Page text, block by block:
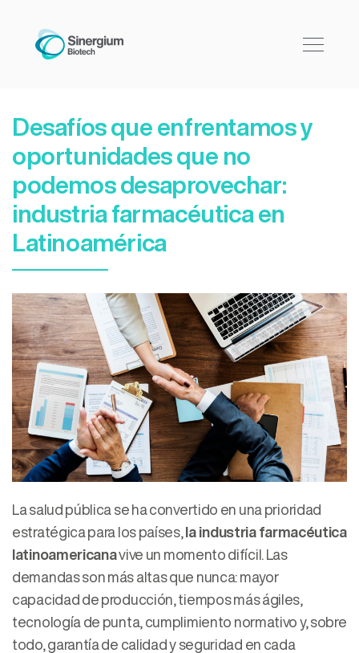
Desafíos que enfrentamos y
oportunidades que no
podemos desaprovechar:
industria farmacéutica en
Latinoamérica
La salud pública se ha convertido en una prioridad
estratégica para los países, la industria farmacéutica
latinoamericanavive un momento difícil. Las
demandas son más altas que nunca: mayor
capacidad de producción, tiempos más ágiles,
tecnología de punta, cumplimiento normativo y, sobre
todo, garantía de calidad y seguridad en cada